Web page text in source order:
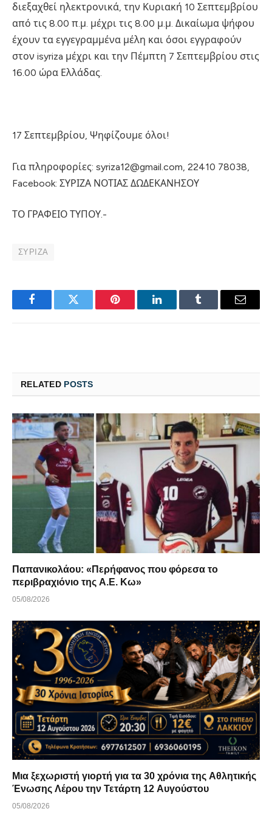
διεξαχθεί ηλεκτρονικά, την Κυριακή 10 Σεπτεμβρίου
από τις 8.00 π.μ. μέχρι τις 8.00 μ.μ. Δικαίωμα ψήφου
έχουν τα εγγεγραμμένα μέλη και όσοι εγγραφούν
στον isyriza μέχρι και την Πέμπτη 7 Σεπτεμβρίου στις
16.00 ώρα Ελλάδας.
17 Σεπτεμβρίου, Ψηφίζουμε όλοι!
Για πληροφορίες: syriza12@gmail.com, 22410 78038,
Facebook: ΣΥΡΙΖΑ ΝΟΤΙΑΣ ΔΩΔΕΚΑΝΗΣΟΥ
ΤΟ ΓΡΑΦΕΙΟ ΤΥΠΟΥ.-
ΣΥΡΙΖΑ
FacebookTwitter Pinterest LinkedInTumblr Email
RELATED POSTS
Παπανικολάου: «Περήφανος που φόρεσα το
περιβραχιόνιο της Α.Ε. Κω»
05/08/2026
Μια ξεχωριστή γιορτή για τα 30 χρόνια της Αθλητικής
Ένωσης Λέρου την Τετάρτη 12 Αυγούστου
05/08/2026